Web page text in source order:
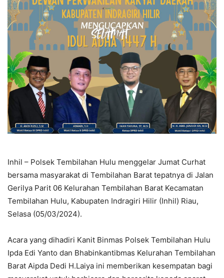
Inhil – Polsek Tembilahan Hulu menggelar Jumat Curhat
bersama masyarakat di Tembilahan Barat tepatnya di Jalan
Gerilya Parit 06 Kelurahan Tembilahan Barat Kecamatan
Tembilahan Hulu, Kabupaten Indragiri Hilir (Inhil) Riau,
Selasa (05/03/2024).
Acara yang dihadiri Kanit Binmas Polsek Tembilahan Hulu
Ipda Edi Yanto dan Bhabinkantibmas Kelurahan Tembilahan
Barat Aipda Dedi H.Laiya ini memberikan kesempatan bagi